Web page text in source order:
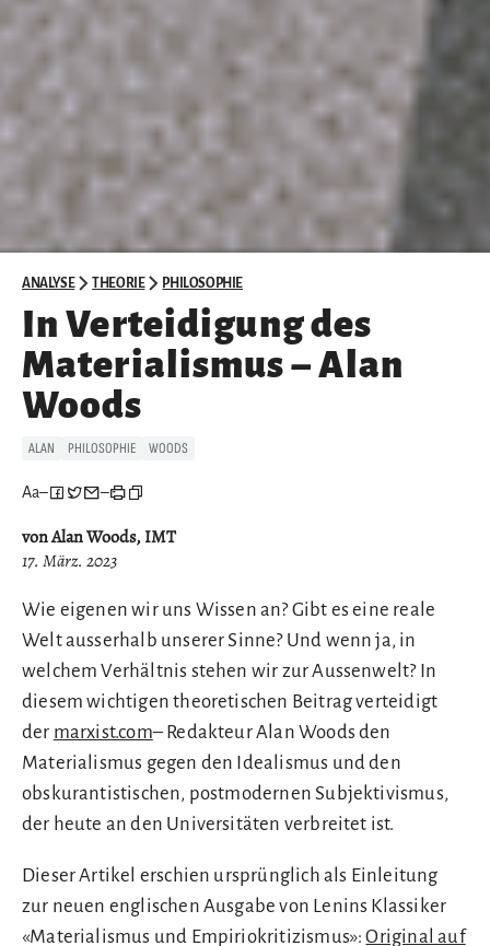
ANALYSE THEORIE PHILOSOPHIE
In Verteidigung des
Materialismus – Alan
Woods
ALAN PHILOSOPHIE WOODS
Aa– –
von Alan Woods, IMT
17. März. 2023
Wie eigenen wir uns Wissen an? Gibt es eine reale
Welt ausserhalb unserer Sinne? Und wenn ja, in
welchem Verhältnis stehen wir zur Aussenwelt? In
diesem wichtigen theoretischen Beitrag verteidigt
der marxist.com– Redakteur Alan Woods den
Materialismus gegen den Idealismus und den
obskurantistischen, postmodernen Subjektivismus,
der heute an den Universitäten verbreitet ist.
Dieser Artikel erschien ursprünglich als Einleitung
zur neuen englischen Ausgabe von Lenins Klassiker
«Materialismus und Empiriokritizismus»:Original auf